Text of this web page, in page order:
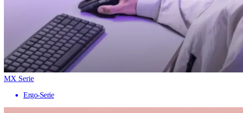
MX Serie
Ergo-Serie